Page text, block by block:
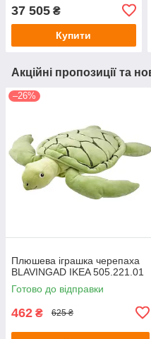
підлокітниками/Lejde сіро-
чорний IKEA 694.367.40
37 505 ₴
Купити
Акційні пропозиції та
–26%
Плюшева іграшка черепаха
BLAVINGAD IKEA 505.221.01
Готово до відправки
462 ₴ 625 ₴